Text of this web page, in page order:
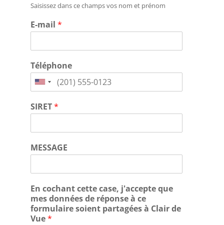
Saisissez dans ce champs vos nom et prénom
E-mail *
Téléphone
SIRET*
MESSAGE
En cochant cette case, j'accepte que
mes données de réponse à ce
formulaire soient partagées à Clair de
Vue*